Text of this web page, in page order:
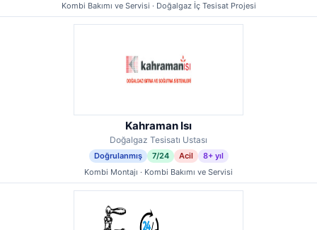
Kombi Bakımı ve Servisi · Doğalgaz İç Tesisat Projesi
Kahraman Isı
Doğalgaz Tesisatı Ustası
Doğrulanmış 7/24 Acil
8+ yıl
Kombi Montajı · Kombi Bakımı ve Servisi